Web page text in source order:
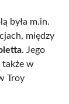
była m.in.
między
. Jego
także w
Troy